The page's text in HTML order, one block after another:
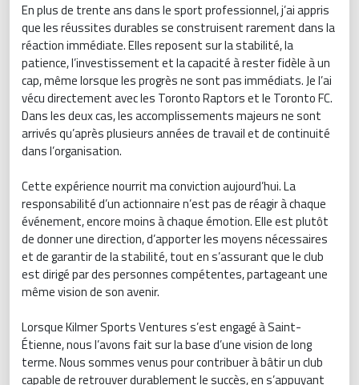
En plus de trente ans dans le sport professionnel, j’ai appris
que les réussites durables se construisent rarement dans la
réaction immédiate. Elles reposent sur la stabilité, la
patience, l’investissement et la capacité à rester fidèle à un
cap, même lorsque les progrès ne sont pas immédiats. Je l’ai
vécu directement avec les Toronto Raptors et le Toronto FC.
Dans les deux cas, les accomplissements majeurs ne sont
arrivés qu’après plusieurs années de travail et de continuité
dans l’organisation.
Cette expérience nourrit ma conviction aujourd’hui. La
responsabilité d’un actionnaire n’est pas de réagir à chaque
événement, encore moins à chaque émotion. Elle est plutôt
de donner une direction, d’apporter les moyens nécessaires
et de garantir de la stabilité, tout en s’assurant que le club
est dirigé par des personnes compétentes, partageant une
même vision de son avenir.
Lorsque Kilmer Sports Ventures s’est engagé à Saint-
Étienne, nous l’avons fait sur la base d’une vision de long
terme. Nous sommes venus pour contribuer à bâtir un club
capable de retrouver durablement le succès, en s’appuyant